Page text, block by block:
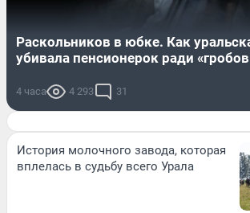
Раскольников в юбке. Как
убивала пенсионерок ради
4 часа 4 293 31
История молочного завода, которая
вплелась в судьбу всего Урала